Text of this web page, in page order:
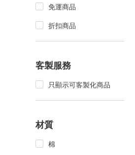
免運商品
折扣商品
客製服務
只顯示可客製化商品
材質
棉